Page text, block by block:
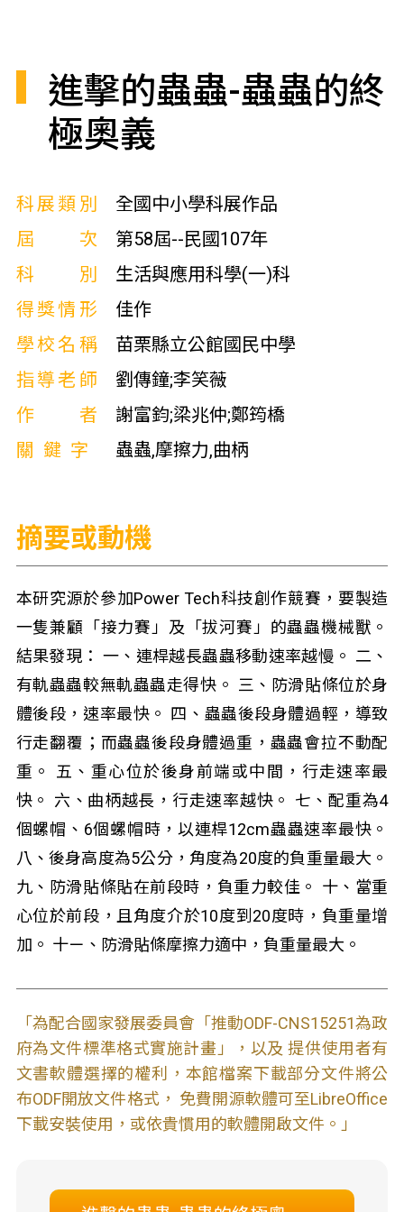
進擊的蟲蟲-蟲蟲的終
極奧義
科展類別
全國中小學科展作品
屆次
第58屆--民國107年
科別
生活與應用科學(一)科
得獎情形
佳作
學校名稱
苗栗縣立公館國民中學
指導老師
劉傳鐘;李笑薇
作者
謝富鈞;梁兆仲;鄭筠橋
關鍵字
蟲蟲,摩擦力,曲柄
摘要或動機
本研究源於參加Power Tech科技創作競賽，要製造
一隻兼顧「接力賽」及「拔河賽」的蟲蟲機械獸。
結果發現： 一、連桿越長蟲蟲移動速率越慢。 二、
有軌蟲蟲較無軌蟲蟲走得快。 三、防滑貼條位於身
體後段，速率最快。 四、蟲蟲後段身體過輕，導致
行走翻覆；而蟲蟲後段身體過重，蟲蟲會拉不動配
重。 五、重心位於後身前端或中間，行走速率最
快。 六、曲柄越長，行走速率越快。 七、配重為4
個螺帽、6個螺帽時，以連桿12cm蟲蟲速率最快。
八、後身高度為5公分，角度為20度的負重量最大。
九、防滑貼條貼在前段時，負重力較佳。 十、當重
心位於前段，且角度介於10度到20度時，負重量增
加。 十ㄧ、防滑貼條摩擦力適中，負重量最大。
「為配合國家發展委員會「推動ODF-CNS15251為政
府為文件標準格式實施計畫」，以及 提供使用者有
文書軟體選擇的權利，本館檔案下載部分文件將公
布ODF開放文件格式， 免費開源軟體可至LibreOffice
下載安裝使用，或依貴慣用的軟體開啟文件。」